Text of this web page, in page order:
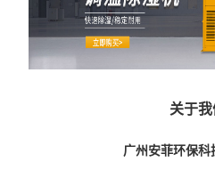
关于
广州安菲环保科